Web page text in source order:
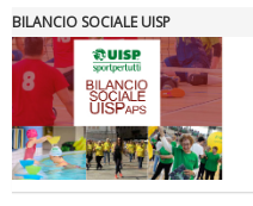
BILANCIO SOCIALE UISP